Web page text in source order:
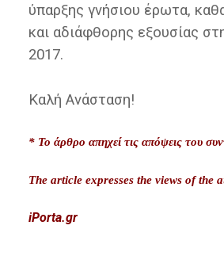
ύπαρξης γνήσιου έρωτα,
και αδιάφθορης εξουσίας
2017.
Καλή Ανάσταση!
* Το άρθρο απηχεί τις απόψεις του
The article expressesthe views of the
iPorta.gr